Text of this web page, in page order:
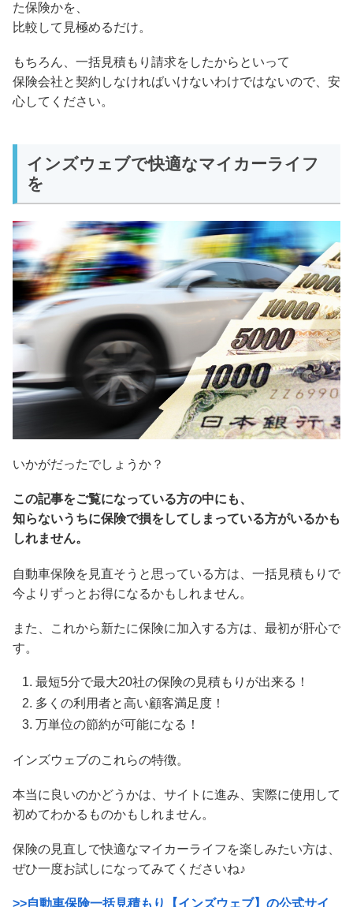
た保険かを、
比較して見極めるだけ。
もちろん、一括見積もり請求をしたからといって
保険会社と契約しなければいけないわけではないので、安
心してください。
インズウェブで快適なマイカーライフ
を
いかがだったでしょうか？
この記事をご覧になっている方の中にも、
知らないうちに保険で損をしてしまっている方がいるかも
しれません。
自動車保険を見直そうと思っている方は、一括見積もりで
今よりずっとお得になるかもしれません。
また、これから新たに保険に加入する方は、最初が肝心で
す。
最短5分で最大20社の保険の見積もりが出来る！
多くの利用者と高い顧客満足度！
万単位の節約が可能になる！
インズウェブのこれらの特徴。
本当に良いのかどうかは、サイトに進み、実際に使用して
初めてわかるものかもしれません。
保険の見直しで快適なマイカーライフを楽しみたい方は、
ぜひ一度お試しになってみてくださいね♪
>>自動車保険一括見積もり【インズウェブ】の公式サイ